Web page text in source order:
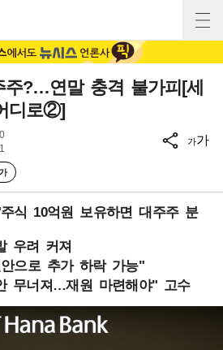
주?…연말 충격 불가피[세
디로②]
가가
식 10억원 보유하면 대주주 분
우려 커져
으로 추가 하락 가능"
무너져…재원 마련해야" 고수